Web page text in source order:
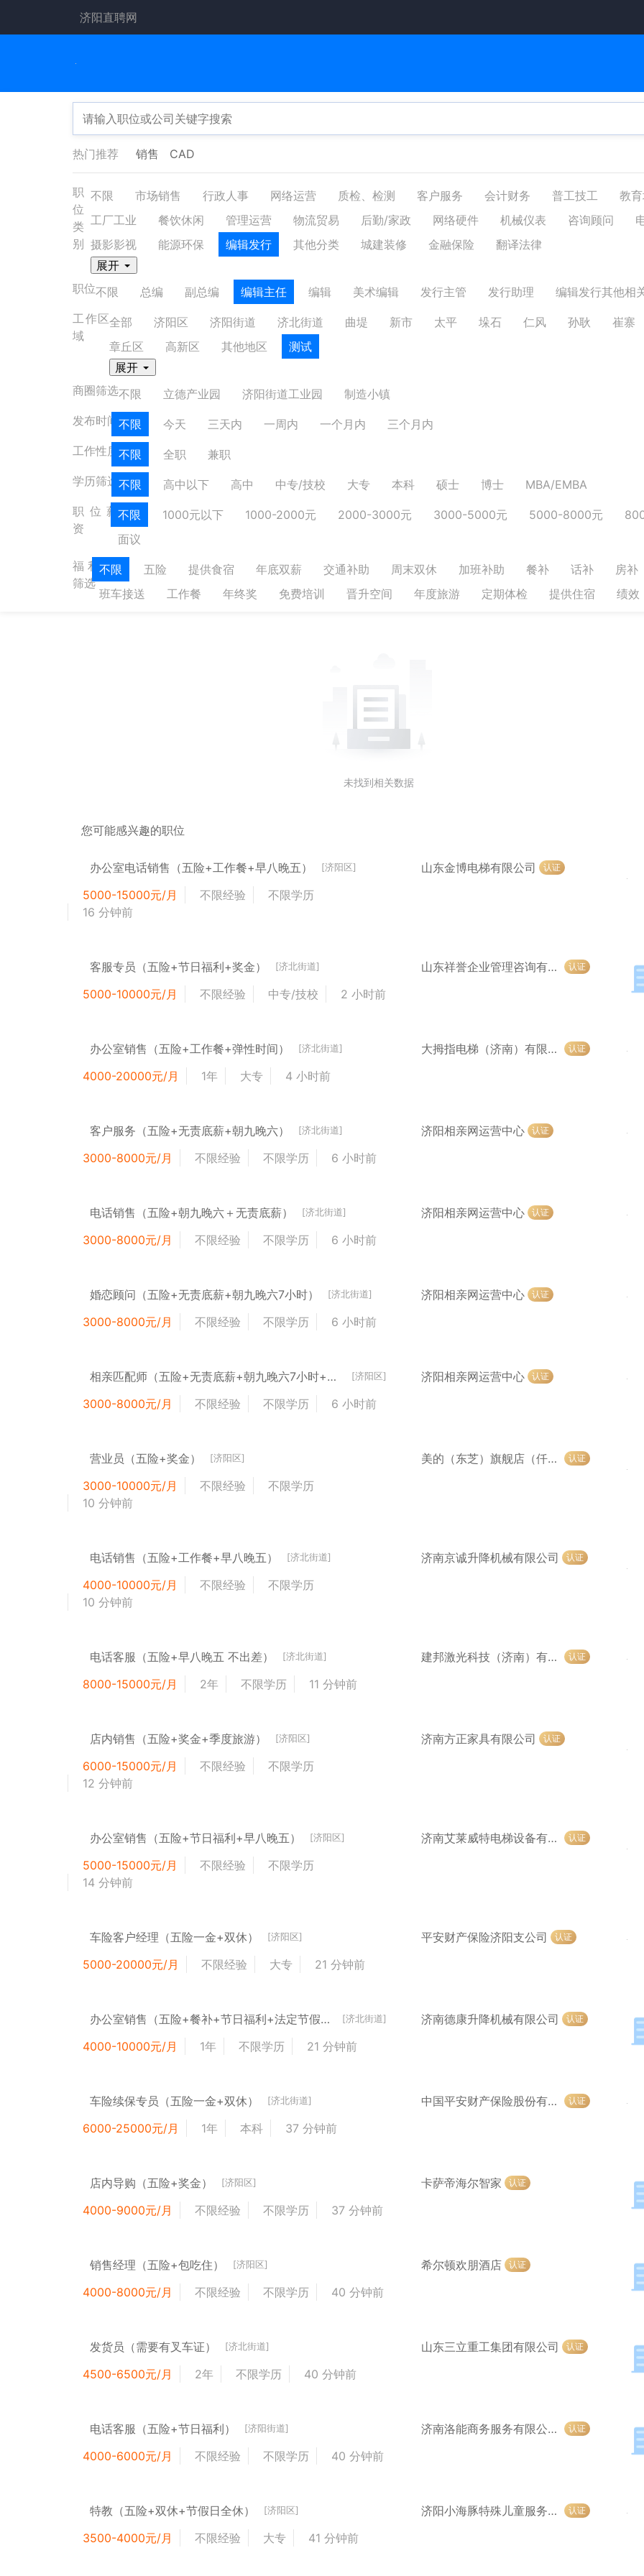
济阳直聘网
热门推荐 销售 CAD
职
位
类
别
不限 市场销售 行政人事 网络运营 质检、检测 客户服务 会计财务 普工技工
教
工厂工业
餐饮休闲 管理运营 物流贸易 后勤/家政 网络硬件 机械仪表 咨询顾问
摄影影视
能源环保 编辑发行 其他分类 城建装修 金融保险
翻译法律
展开
职位不限 总编 副总编 编辑主任 编辑 美术编辑 发行主管 发行助理
编辑发行其他相
工作区
域
全部 济阳区 济阳街道 济北街道 曲堤 新市 太平 垛石 仁风 孙耿
崔寨
章丘区
高新区 其他地区
测试
展开
商圈筛选不限 立德产业园 济阳街道工业园
制造小镇
发布时间不限 今天 三天内 一周内 一个月内
三个月内
工作性质不限 全职
兼职
学历筛选不限 高中以下 高中 中专/技校 大专 本科 硕士 博士
MBA/EMBA
职位薪
资
不限 1000元以下 1000-2000元 2000-3000元 3000-5000元 5000-8000元
面议
福利
筛选
不限 五险 提供食宿 年底双薪 交通补助 周末双休 加班补助 餐补 话补
房补
班车接送
工作餐 年终奖 免费培训 晋升空间 年度旅游 定期体检 提供住宿 绩效
未找到相关数据
您可能感兴趣的职位
办公室电话销售（五险+工作餐+早八晚五） [济阳区]
5000-15000元/月 不限经验
不限学历
16 分钟前
山东金博电梯有限公司 认证
客服专员（五险+节日福利+奖金） [济北街道]
5000-10000元/月 不限经验 中专/技校 2 小时前
山东祥誉企业管理咨询有限公司 认证
办公室销售（五险+工作餐+弹性时间） [济北街道]
4000-20000元/月 1年 大专 4 小时前
大拇指电梯（济南）有限责任公司 认证
客户服务（五险+无责底薪+朝九晚六） [济北街道]
3000-8000元/月 不限经验 不限学历 6 小时前
济阳相亲网运营中心 认证
电话销售（五险+朝九晚六＋无责底薪） [济北街道]
3000-8000元/月 不限经验 不限学历 6 小时前
济阳相亲网运营中心 认证
婚恋顾问（五险+无责底薪+朝九晚六7小时） [济北街道]
3000-8000元/月 不限经验 不限学历 6 小时前
济阳相亲网运营中心 认证
相亲匹配师（五险+无责底薪+朝九晚六7小时+提成） [济阳区]
3000-8000元/月 不限经验 不限学历 6 小时前
济阳相亲网运营中心 认证
营业员（五险+奖金） [济阳区]
3000-10000元/月 不限经验
不限学历
10 分钟前
美的（东芝）旗舰店（仟喜荟店） 认证
电话销售（五险+工作餐+早八晚五） [济北街道]
4000-10000元/月 不限经验
不限学历
10 分钟前
济南京诚升降机械有限公司 认证
电话客服（五险+早八晚五 不出差） [济北街道]
8000-15000元/月 2年 不限学历 11 分钟前
建邦激光科技（济南）有限公司 认证
店内销售（五险+奖金+季度旅游） [济阳区]
6000-15000元/月 不限经验
不限学历
12 分钟前
济南方正家具有限公司 认证
办公室销售（五险+节日福利+早八晚五） [济阳区]
5000-15000元/月 不限经验
不限学历
14 分钟前
济南艾莱威特电梯设备有限公司 认证
车险客户经理（五险一金+双休） [济阳区]
5000-20000元/月 不限经验 大专 21 分钟前
平安财产保险济阳支公司 认证
办公室销售（五险+餐补+节日福利+法定节假日） [济北街道]
4000-10000元/月 1年 不限学历 21 分钟前
济南德康升降机械有限公司 认证
车险续保专员（五险一金+双休） [济北街道]
6000-25000元/月 1年 本科 37 分钟前
中国平安财产保险股份有限公司济阳分公司 认证
店内导购（五险+奖金） [济阳区]
4000-9000元/月 不限经验 不限学历 37 分钟前
卡萨帝海尔智家 认证
销售经理（五险+包吃住） [济阳区]
4000-8000元/月 不限经验 不限学历 40 分钟前
希尔顿欢朋酒店 认证
发货员（需要有叉车证） [济北街道]
4500-6500元/月 2年 不限学历 40 分钟前
山东三立重工集团有限公司 认证
电话客服（五险+节日福利） [济阳街道]
4000-6000元/月 不限经验 不限学历 40 分钟前
济南洛能商务服务有限公司济阳分公司 认证
特教（五险+双休+节假日全休） [济阳区]
3500-4000元/月 不限经验 大专 41 分钟前
济阳小海豚特殊儿童服务中心 认证